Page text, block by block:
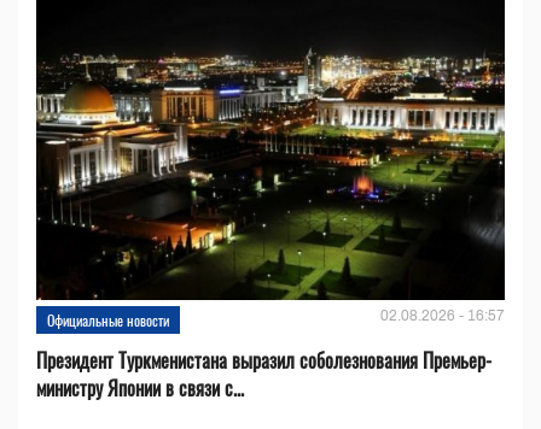
Официальные новости 02.08.2026 - 16:57
Президент Туркменистана выразил соболезнования Премьер-
министру Японии в связи с...